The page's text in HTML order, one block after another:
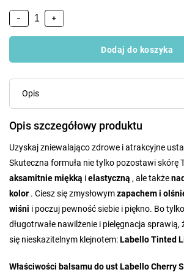
+
−
Dodaj do koszyka
Opis
Opis szczegółowy produktu
Uzyskaj zniewalająco zdrowe i atrakcyjne
Skuteczna formuła nie tylko pozostawi skórę
aksamitnie miękką ielastyczną , ale także
kolor . Ciesz się zmysłowymzapachem i
wiśni i poczuj pewność siebie i piękno. Bo
długotrwałe nawilżenie i pielęgnacja sprawią,
się nieskazitelnym klejnotem:Labello Tinted
Właściwości balsamu do ust Labello Cherry